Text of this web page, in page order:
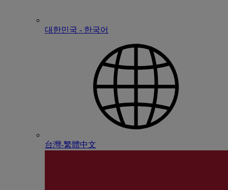
대한민국 - 한국어
台灣-繁體中文